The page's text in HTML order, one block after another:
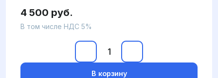
4 500 руб.
В том числе НДС 5%
В корзину